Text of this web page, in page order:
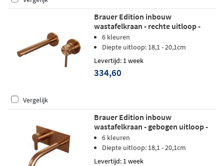
Brauer Edition inbouw
wastafelkraan - rechte uitloop -
rozetten - hendel 1 rechts -
geborsteld koper PVD
6 kleuren
Diepte uitloop: 18,1 - 20,1cm
Levertijd: 1 week
334,60
Vergelijk
Brauer Edition inbouw
wastafelkraan - gebogen uitloop -
achterplaat - hendel 4 links -
geborsteld koper PVD
6 kleuren
Diepte uitloop: 18,1 - 20,1cm
Levertijd: 1 week